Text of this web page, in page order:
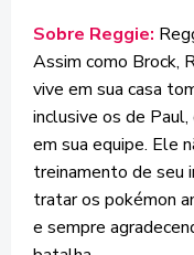
Sobre Reggie:
Assim como Brock,
vive em sua casa
inclusive os de
em sua equipe. Ele
treinamento de seu
tratar os pokémon
e sempre